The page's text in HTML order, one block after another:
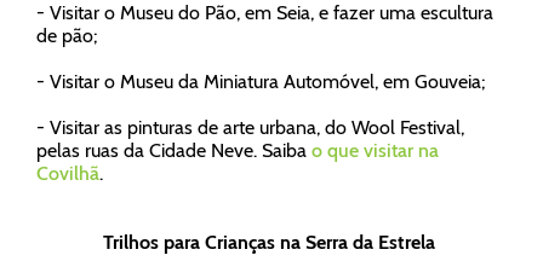
- Visitar o Museu do Pão, em Seia, e fazer uma escultura
de pão;
- Visitar o Museu da Miniatura Automóvel, em Gouveia;
- Visitar as pinturas de arte urbana, do Wool Festival,
pelas ruas da Cidade Neve. Saiba o que visitar na
Covilhã.
Trilhos para Crianças na Serra da Estrela